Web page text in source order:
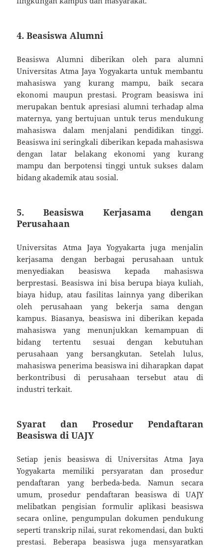
4. Beasiswa Alumni
Beasiswa Alumni diberikan oleh para alumni
Universitas Atma Jaya Yogyakarta untuk membantu
mahasiswa yang kurang mampu, baik secara
ekonomi maupun prestasi. Program beasiswa ini
merupakan bentuk apresiasi alumni terhadap alma
maternya, yang bertujuan untuk terus mendukung
mahasiswa dalam menjalani pendidikan tinggi.
Beasiswa ini seringkali diberikan kepada mahasiswa
dengan latar belakang ekonomi yang kurang
mampu dan berpotensi tinggi untuk sukses dalam
bidang akademik atau sosial.
5. Beasiswa Kerjasama dengan
Perusahaan
Universitas Atma Jaya Yogyakarta juga menjalin
kerjasama dengan berbagai perusahaan untuk
menyediakan beasiswa kepada mahasiswa
berprestasi. Beasiswa ini bisa berupa biaya kuliah,
biaya hidup, atau fasilitas lainnya yang diberikan
oleh perusahaan yang bekerja sama dengan
kampus. Biasanya, beasiswa ini diberikan kepada
mahasiswa yang menunjukkan kemampuan di
bidang tertentu sesuai dengan kebutuhan
perusahaan yang bersangkutan. Setelah lulus,
mahasiswa penerima beasiswa ini diharapkan dapat
berkontribusi di perusahaan tersebut atau di
industri terkait.
Syarat dan Prosedur Pendaftaran
Beasiswa di UAJY
Setiap jenis beasiswa di Universitas Atma Jaya
Yogyakarta memiliki persyaratan dan prosedur
pendaftaran yang berbeda-beda. Namun secara
umum, prosedur pendaftaran beasiswa di UAJY
melibatkan pengisian formulir aplikasi beasiswa
secara online, pengumpulan dokumen pendukung
seperti transkrip nilai, surat rekomendasi, dan bukti
prestasi. Beberapa beasiswa juga mensyaratkan